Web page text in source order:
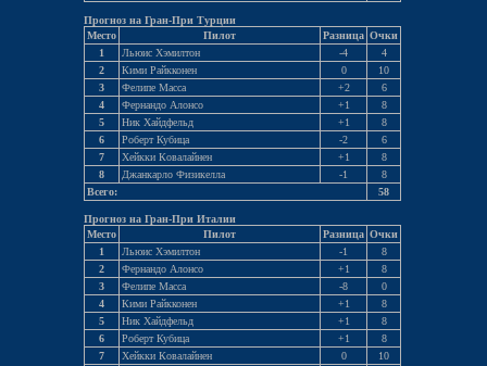
Прогноз на Гран-При Турции
Место
Пилот Разница Очки
1
Льюис Хэмилтон -4
4
2
Кими Райкконен 0
10
3
Фелипе Масса +2
6
4
Фернандо Алонсо +1
8
5
Ник Хайдфельд +1
8
6
Роберт Кубица -2
6
7
Хейкки Ковалайнен +1
8
8
Джанкарло Физикелла -1
8
Всего:
58
Прогноз на Гран-При Италии
Место
Пилот Разница Очки
1
Льюис Хэмилтон -1
8
2
Фернандо Алонсо +1
8
3
Фелипе Масса -8
0
4
Кими Райкконен +1
8
5
Ник Хайдфельд +1
8
6
Роберт Кубица +1
8
7
Хейкки Ковалайнен 0
10